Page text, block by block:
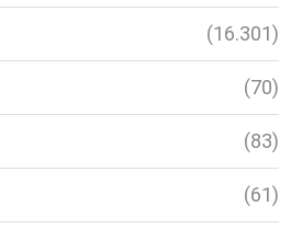
(16.301)
(70)
(83)
(61)